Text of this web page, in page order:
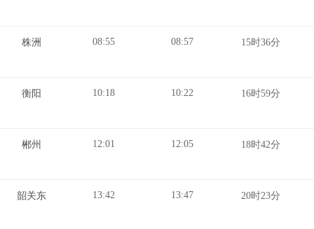
株洲 08:55 08:57 15时36分
衡阳 10:18 10:22 16时59分
郴州 12:01 12:05 18时42分
韶关东 13:42 13:47 20时23分